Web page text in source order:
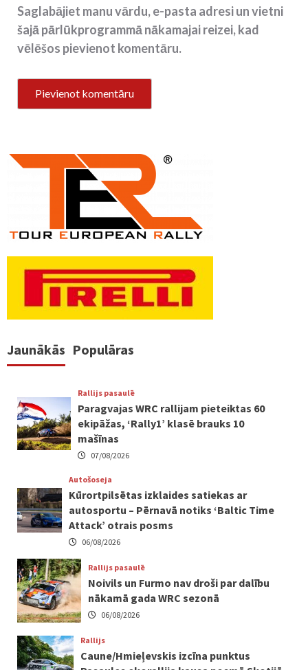
Saglabājiet manu vārdu, e-pasta adresi un vietni
šajā pārlūkprogrammā nākamajai reizei, kad
vēlēšos pievienot komentāru.
Jaunākās Populāras
Rallijs pasaulē
Paragvajas WRC rallijam pieteiktas 60
ekipāžas, ‘Rally1’ klasē brauks 10
mašīnas
07/08/2026
Autošoseja
Kūrortpilsētas izklaides satiekas ar
autosportu – Pērnavā notiks ‘Baltic Time
Attack’ otrais posms
06/08/2026
Rallijs pasaulē
Noivils un Furmo nav droši par dalību
nākamā gada WRC sezonā
06/08/2026
Rallijs
Caune/Hmieļevskis izcīna punktus